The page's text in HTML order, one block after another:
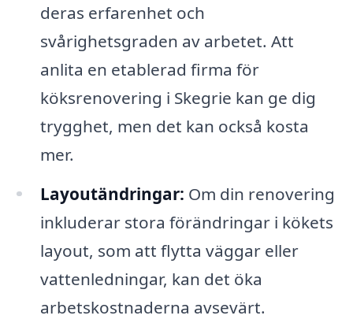
deras erfarenhet och
svårighetsgraden av arbetet. Att
anlita en etablerad firma för
köksrenovering i Skegrie kan ge dig
trygghet, men det kan också kosta
mer.
Layoutändringar: Om din renovering
inkluderar stora förändringar i kökets
layout, som att flytta väggar eller
vattenledningar, kan det öka
arbetskostnaderna avsevärt.